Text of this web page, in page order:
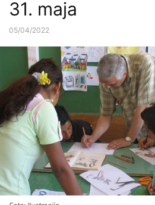
31. maja
05/04/2022